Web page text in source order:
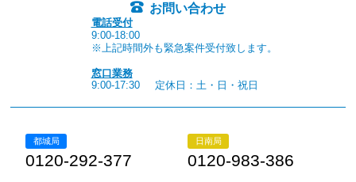
お問い合わせ
電話受付
9:00-18:00
※上記時間外も緊急案件受付致します。
窓口業務
9:00-17:30
定休日：土・日・祝日
都城局
0120-292-377
日南局
0120-983-386